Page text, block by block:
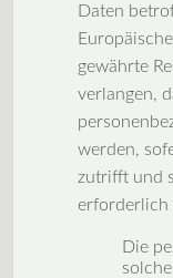
Daten
gewährte
verlangen,
werden,
zutrifft und
erforderlich
Die